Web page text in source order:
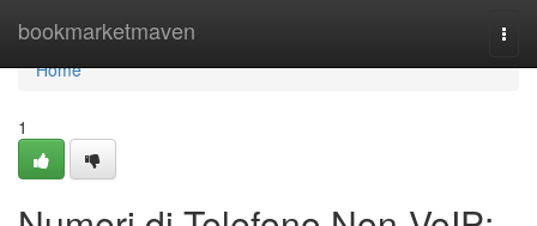
bookmarketmaven
Home
Home
1